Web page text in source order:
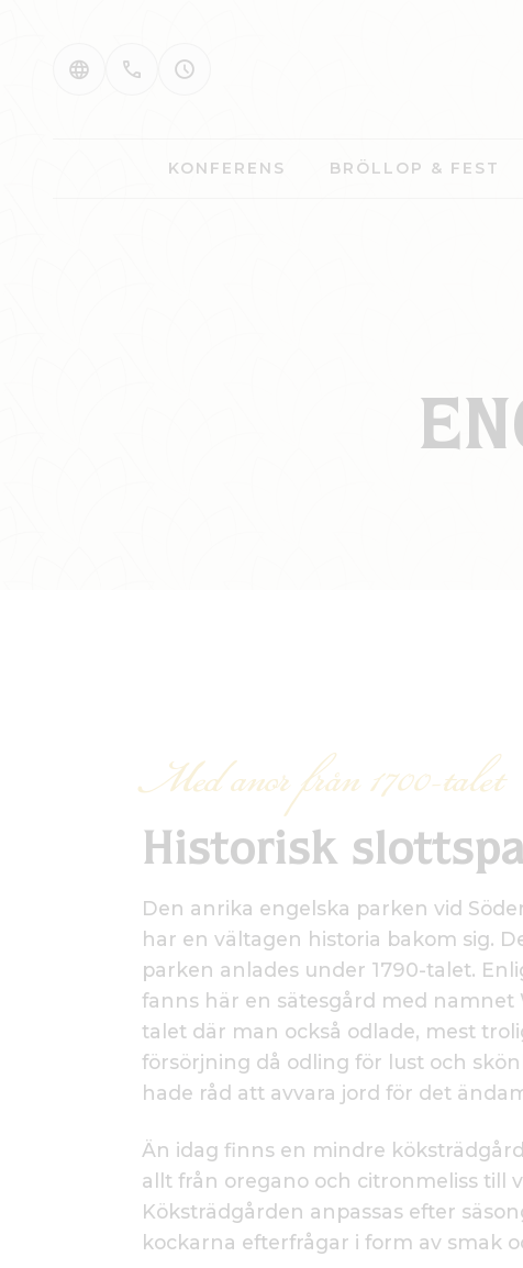
KONFERENS BRÖLLOP & FEST
Med anor från 1700-talet
Historisk
Den anrika engelska parken vid
har en vältagen historia bakom sig.
parken anlades under 1790-talet.
fanns här en sätesgård med namnet
talet där man också odlade, mest
försörjning då odling för lust och
hade råd att avvara jord för det
Än idag finns en mindre
allt från oregano och citronmeliss till
Köksträdgården anpassas efter
kockarna efterfrågar i form av smak